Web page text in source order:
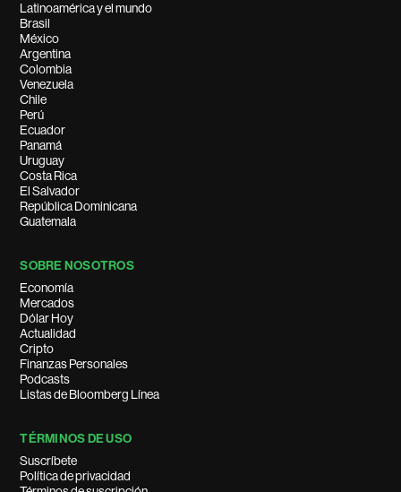
Latinoamérica y el mundo
Brasil
México
Argentina
Colombia
Venezuela
Chile
Perú
Ecuador
Panamá
Uruguay
Costa Rica
El Salvador
República Dominicana
Guatemala
SOBRE NOSOTROS
Economía
Mercados
Dólar Hoy
Actualidad
Cripto
Finanzas Personales
Podcasts
Listas de Bloomberg Línea
TÉRMINOS DE USO
Suscríbete
Política de privacidad